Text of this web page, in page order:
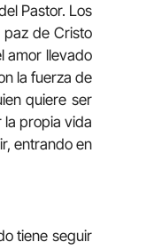
Pastor. Los
paz de Cristo
amor llevado
la fuerza de
quiere ser
la propia vida
entrando en
tiene seguir